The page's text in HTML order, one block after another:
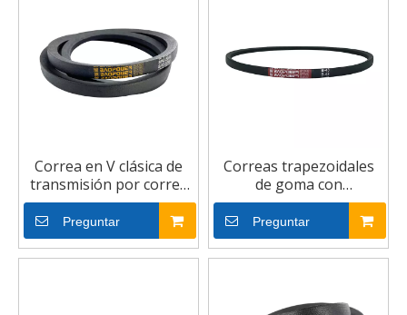
Correa en V clásica de
transmisión por correa
envuelta industrial OEM
Preguntar
Correas trapezoidales
de goma con
transmisión por correa
triangular resistente al
desgaste industrial
Preguntar